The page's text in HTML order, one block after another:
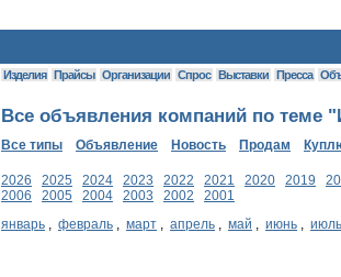
Изделия Прайсы Организации Спрос Выставки Пресса
Все объявления компаний по теме
Все типы Объявление Новость Продам
2026 2025 2024 2023 2022 2021 2020 2019
2006
2005 2004 2003 2002
2001
январь , февраль , март , апрель , май , июнь , июль